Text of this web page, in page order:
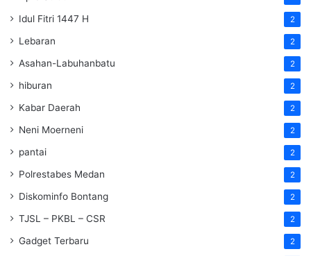
Idul Fitri 1447 H 2
Lebaran 2
Asahan-Labuhanbatu 2
hiburan 2
Kabar Daerah 2
Neni Moerneni 2
pantai 2
Polrestabes Medan 2
Diskominfo Bontang 2
TJSL – PKBL – CSR 2
Gadget Terbaru 2